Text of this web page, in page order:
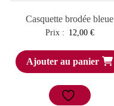
Casquette brodée bleue
Prix : 12,00 €
Ajouter au panier